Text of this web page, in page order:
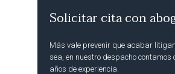
Solicitar cita con
Más vale prevenir que acabar
sea, en nuestro despacho contamos
años de experiencia.